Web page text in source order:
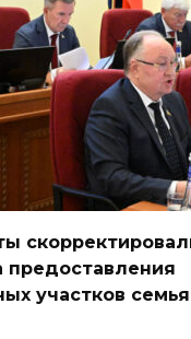
предоставления
участков